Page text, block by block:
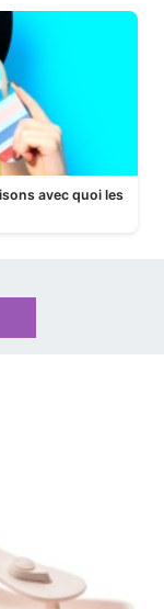
avec quoi les